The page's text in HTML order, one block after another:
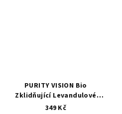
PURITY VISION Bio
Zklidňující Levandulové
hyaluronové sérum 50 ml
349 Kč